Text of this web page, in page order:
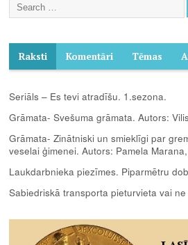
Raksti Komentāri Tēmas
Seriāls – Es tevi atradīšu. 1.sezona.
Grāmata- Svešuma grāmata. Autors:
Grāmata- Zinātniski un smieklīgi par
veselai ģimenei. Autors: Pamela
Laukdarbnieka piezīmes. Piparmētru
Sabiedriskā transporta pieturvieta vai